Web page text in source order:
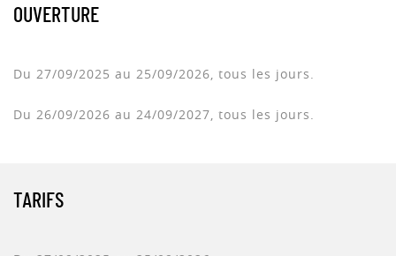
OUVERTURE
Du 27/09/2025 au 25/09/2026, tous les jours.
Du 26/09/2026 au 24/09/2027, tous les jours.
TARIFS